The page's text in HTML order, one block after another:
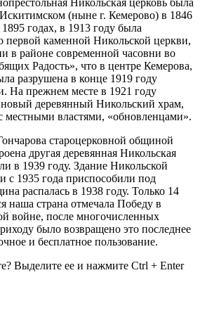
Никольская церковь была
Искитимском (ныне г. Кемерово) в 1846
годах, в 1913 году была
первой каменной Никольской церкви,
в районе современной часовни во
Радость», что в центре Кемерова,
разрушена в конце 1919 году
На прежнем месте в 1921 году
деревянный Никольский храм,
местными властями, «обновленцами».
староцерковной общиной
другая деревянная Никольская
в 1939 году. Здание Никольской
с 1935 года приспособили под
распалась в 1938 году. Только 14
наша страна отмечала Победу в
войне, после многочисленных
было возвращено это последнее
и бесплатное пользование.
Выделите ее и нажмите Ctrl + Enter